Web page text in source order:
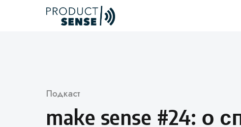
Категория
Подкаст
make sense #24: о